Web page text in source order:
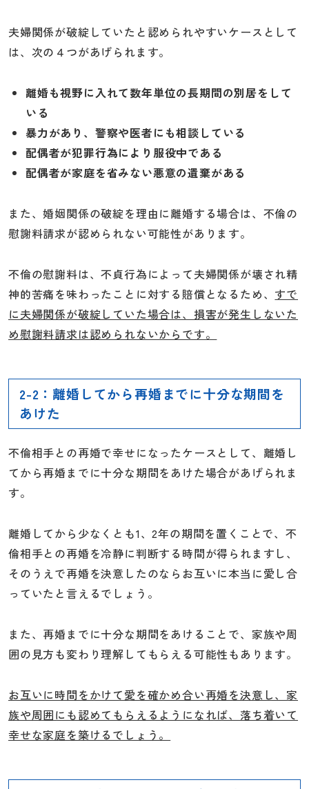
夫婦関係が破綻していたと認められやすいケースとして
は、次の４つがあげられます。
離婚も視野に入れて数年単位の長期間の別居をして
いる
暴力があり、警察や医者にも相談している
配偶者が犯罪行為により服役中である
配偶者が家庭を省みない悪意の遺棄がある
また、婚姻関係の破綻を理由に離婚する場合は、不倫の
慰謝料請求が認められない可能性があります。
不倫の慰謝料は、不貞行為によって夫婦関係が壊され精
神的苦痛を味わったことに対する賠償となるため、 すで
に夫婦関係が破綻していた場合は、損害が発生しないた
め慰謝料請求は認められないからです。
2-2：離婚してから再婚までに十分な期間を
あけた
不倫相手との再婚で幸せになったケースとして、離婚し
てから再婚までに十分な期間をあけた場合があげられま
す。
離婚してから少なくとも1、2年の期間を置くことで、不
倫相手との再婚を冷静に判断する時間が得られますし、
そのうえで再婚を決意したのならお互いに本当に愛し合
っていたと言えるでしょう。
また、再婚までに十分な期間をあけることで、家族や周
囲の見方も変わり理解してもらえる可能性もあります。
お互いに時間をかけて愛を確かめ合い再婚を決意し、家
族や周囲にも認めてもらえるようになれば、落ち着いて
幸せな家庭を築けるでしょう。